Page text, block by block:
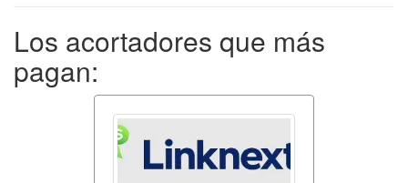
Los acortadores que más
pagan: